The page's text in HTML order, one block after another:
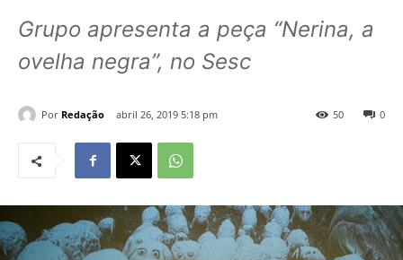
Grupo apresenta a peça “Nerina, a
ovelha negra”, no Sesc
Por Redação abril 26, 2019 5:18 pm 0
50